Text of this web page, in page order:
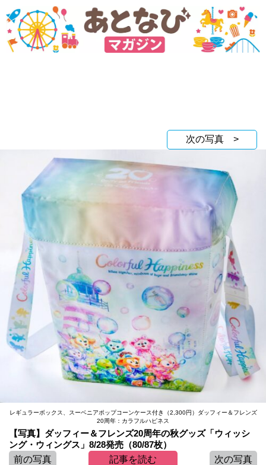
次の写真 >
レギュラーボックス、スーベニアポップコーンケース付き（2,300円）ダッフィー＆フレンズ
20周年：カラフルハピネス
【写真】ダッフィー＆フレンズ20周年の秋グッズ「ウィッシ
ング・ウィングス」8/28発売（80/87枚）
前の写真
記事を読む 次の写真